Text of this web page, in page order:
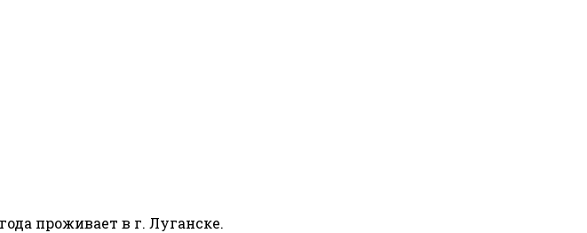
проживает в г. Луганске.